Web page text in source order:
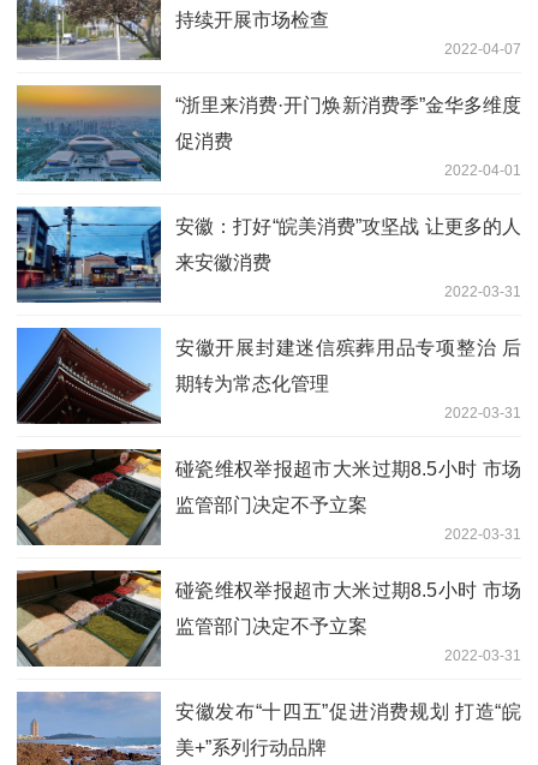
持续开展市场检查
2022-04-07
“浙里来消费·开门焕新消费季”金华多维度
促消费
2022-04-01
安徽：打好“皖美消费”攻坚战 让更多的人
来安徽消费
2022-03-31
安徽开展封建迷信殡葬用品专项整治 后
期转为常态化管理
2022-03-31
碰瓷维权举报超市大米过期8.5小时 市场
监管部门决定不予立案
2022-03-31
碰瓷维权举报超市大米过期8.5小时 市场
监管部门决定不予立案
2022-03-31
安徽发布“十四五”促进消费规划 打造“皖
美+”系列行动品牌